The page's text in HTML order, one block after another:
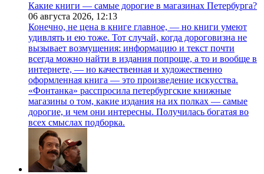
Какие книги — самые дорогие в магазинах Петербурга?
06 августа 2026, 12:13
Конечно, не цена в книге главное, — но книги умеют
удивлять и ею тоже. Тот случай, когда дороговизна не
вызывает возмущения: информацию и текст почти
всегда можно найти в издания попроще, а то и вообще в
интернете, — но качественная и художественно
оформленная книга — это произведение искусства.
«Фонтанка» расспросила петербургские книжные
магазины о том, какие издания на их полках — самые
дорогие, и чем они интересны. Получилась богатая во
всех смыслах подборка.